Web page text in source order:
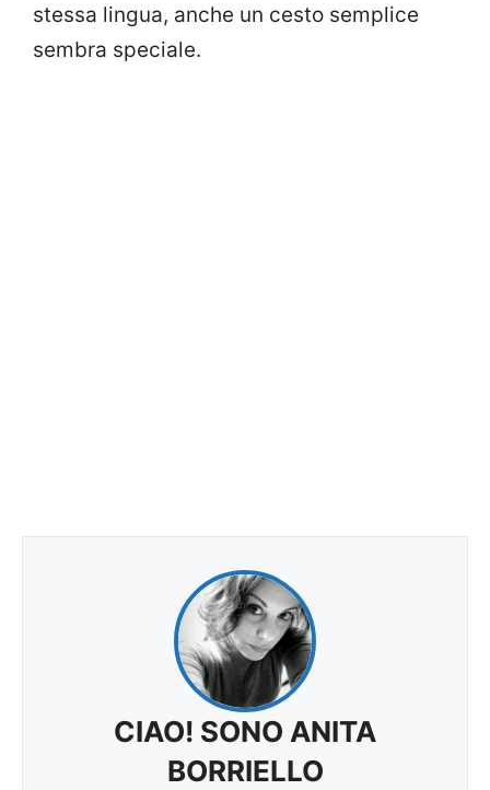
stessa lingua, anche un cesto semplice
sembra speciale.
CIAO! SONO ANITA
BORRIELLO